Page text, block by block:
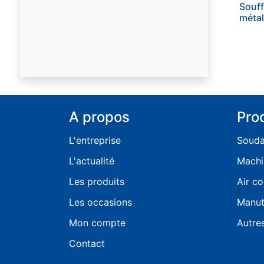
A propos
L'entreprise
L'actualité
Les produits
Les occasions
Mon compte
Contact
Air